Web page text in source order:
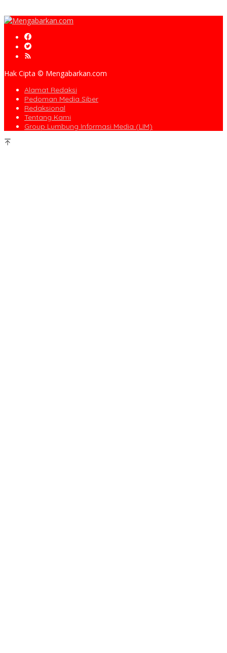
Hak Cipta © Mengabarkan.com
Alamat Redaksi
Pedoman Media Siber
Redaksional
Tentang Kami
Group Lumbung Informasi Media (LIM)